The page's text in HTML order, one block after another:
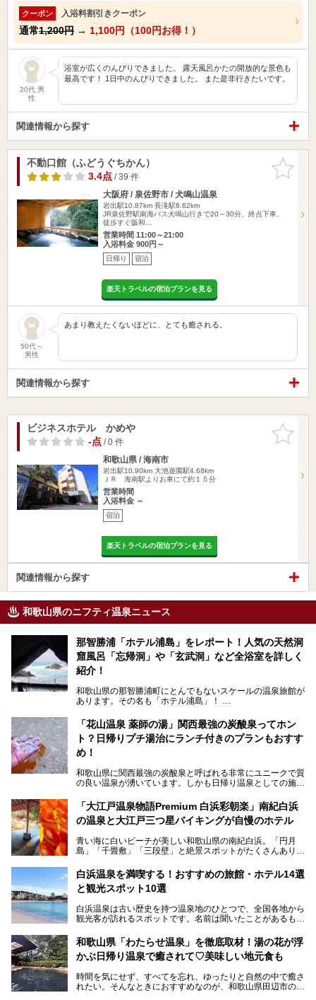
クーポン 入浴料割引きクーポン
通常1,200円 → 1,100円（100円お得！）
20代 男
性
浴室が広くのんびりできました。 露天風呂かたの開放的な景色も
最高です！ 1日中のんびりできました。 また是非行きたいです。
関連情報から探す
お気に入
りに追加
不動口館（ふどうぐちかん）
3.4点/ 39 件
大阪府 / 泉佐野市 / 犬鳴山温泉
岩出駅10.87km 長滝駅6.62km
JR泉佐野駅南海バス犬鳴山行きで20～30分、終点下車、
徒歩すぐ阪和…
営業時間 11:00～21:00
入浴料金 900円～
日帰り 宿泊
楽天トラベルの宿泊プランを見る
50代～
男性
あまり教えたくないほどに、とても癒される。
関連情報から探す
お気に入
りに追加
ビジネスホテル かめや
-点/ 0 件
和歌山県 / 海南市
岩出駅10.90km 大池遊園駅4.68km
ＪＲ 海南駅よりお車にて約１５分
営業時間
入浴料金 ～
宿泊
楽天トラベルの宿泊プランを見る
関連情報から探す
和歌山県のニフティ温泉ニュース
那智勝浦「ホテル浦島」をレポート！人気の天然洞
窟風呂「忘帰洞」や「玄武洞」など全浴室を詳しく
紹介！
和歌山県の那智勝浦町にとんでもないスケールの温泉旅館が
あります。その名も「ホテル浦島」！
泉。日本一長いエスカレーターで「本館」と「山上館」を結
び、海を一望する絶景も。
6ヵ所のお風呂のうち5ヵ所までは日帰り入浴も可。可愛ら
しいカメさんの形の送迎船「浦島丸」に乗っていざ、温泉の
湧く竜宮城へ！
───
提供元：那智勝浦町【PR】
この記事は那智勝浦町のPR記事です。
「花山温泉 薬師の湯」関西最強の炭酸泉ってホン
ト？日帰りプチ湯治にランチ付きのプランもおすす
め！
和歌山県に関西最強の炭酸泉と呼ばれる非常にユニークで質
の良い温泉が湧いています。しかも日帰り温泉としての施設
薬師の湯」。朝一番のお風呂にはパリパリシャリシャリと膜
が張って、それを砕きながら入浴できるとか！
ンチに人気のお食事処メニューも紹介しちゃいます！
「大江戸温泉物語Premium 白浜彩朝楽」南紀白浜
の温泉と大江戸三つ星バイキングが自慢のホテル
青い海に白いビーチが美しい和歌山県の南紀白浜。「円月
島」「千畳敷」「三段壁」と絶景スポットがたくさんありま
場する歴史の古さから日本三古湯の一つにも。
そんな「南紀白浜温泉」の「大江戸温泉物語Premium 白浜
グ」がスタートしました。温泉＆バイキング＆レジャースポ
ットとしてのこのホテルの魅力をたっぷり体験してきたので
───
提供元：大江戸温泉物語ホテルズ＆リゾーツ株式会社【P
この記事は大江戸温泉物語Premium 白浜彩朝楽のPR記事で
す。
白浜温泉を満喫する！おすすめの旅館・ホテル14選
と観光スポット10選
白浜温泉は古い歴史を持つ温泉地のひとつで、全国各地から
観光客が訪れるスポットです。名前は聞いたことがあるもの
か、実は知らない方も多いのではないでしょうか。
そこで今回は、白浜温泉ビギナー向けの基本情報をご紹介し
浜温泉を訪れるなら外せない観光スポットも合わせてご紹介
します。
和歌山県「わたらせ温泉」を徹底取材！湯の花が浮
かぶ日帰り温泉で癒されて♡美味しい地元食も
時間を気にせず、すべてを忘れ、ゆったりと自然の中で癒さ
れたい。そんなときにおすすめなのが、和歌山県田辺市の